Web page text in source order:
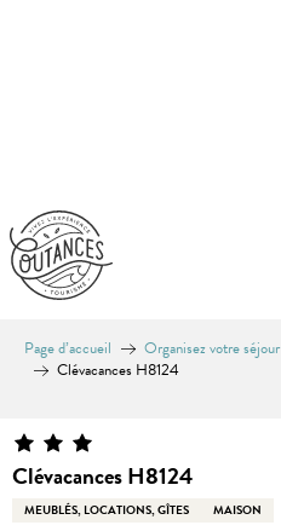
Page d’accueil Organisez votre séjour
Clévacances H8124
Clévacances H8124
MEUBLÉS, LOCATIONS, GÎTES MAISON